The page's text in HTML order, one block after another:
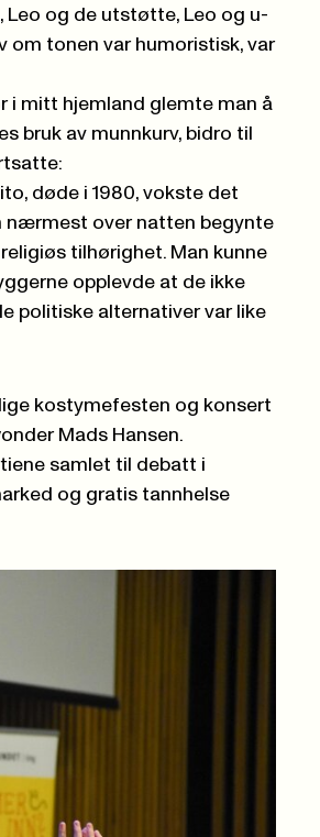
Leo og de utstøtte, Leo og u-
om tonen var humoristisk, var
i mitt hjemland glemte man å
bruk av munnkurv, bidro til
døde i 1980, vokste det
nærmest over natten begynte
tilhørighet. Man kunne
opplevde at de ikke
politiske alternativer var like
kostymefesten og konsert
Mads Hansen.
samlet til debatt i
og gratis tannhelse